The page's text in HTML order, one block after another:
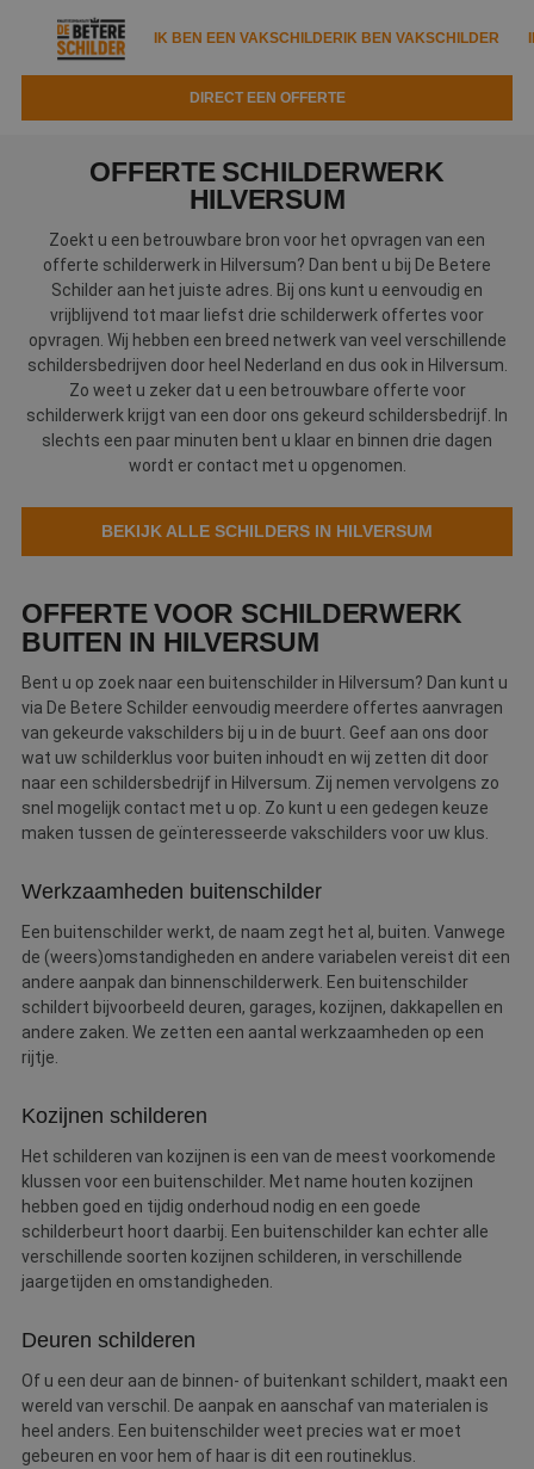
IK BEN EEN VAKSCHILDERIK BEN VAKSCHILDER
DIRECT EEN OFFERTE
Tools
Kennisbank
Trainingen
Verfspuitbedrijf?
IK ZOEK EEN VAKSCHILDER VAKSCHILDER ZOEKEN
Zoeken naar een schilder
Tips
Garantie
Service
Waarom de betere schilder?
DIRECT EEN OFFERTE
Over ons
Nieuws & blog
Vacatures
Veelgestelde vragen
Webshop
Contact
OFFERTE SCHILDERWERK
HILVERSUM
Zoekt u een betrouwbare bron voor het opvragen van een
offerte schilderwerk in Hilversum? Dan bent u bij De Betere
Schilder aan het juiste adres. Bij ons kunt u eenvoudig en
vrijblijvend tot maar liefst drie schilderwerk offertes voor
opvragen. Wij hebben een breed netwerk van veel verschillende
schildersbedrijven door heel Nederland en dus ook in Hilversum.
Zo weet u zeker dat u een betrouwbare offerte voor
schilderwerk krijgt van een door ons gekeurd schildersbedrijf. In
slechts een paar minuten bent u klaar en binnen drie dagen
wordt er contact met u opgenomen.
BEKIJK ALLE SCHILDERS IN HILVERSUM
OFFERTE VOOR SCHILDERWERK
BUITEN IN HILVERSUM
Bent u op zoek naar een buitenschilder in Hilversum? Dan kunt u
via De Betere Schilder eenvoudig meerdere offertes aanvragen
van gekeurde vakschilders bij u in de buurt. Geef aan ons door
wat uw schilderklus voor buiten inhoudt en wij zetten dit door
naar een schildersbedrijf in Hilversum. Zij nemen vervolgens zo
snel mogelijk contact met u op. Zo kunt u een gedegen keuze
maken tussen de geïnteresseerde vakschilders voor uw klus.
Werkzaamheden buitenschilder
Een buitenschilder werkt, de naam zegt het al, buiten. Vanwege
de (weers)omstandigheden en andere variabelen vereist dit een
andere aanpak dan binnenschilderwerk. Een buitenschilder
schildert bijvoorbeeld deuren, garages, kozijnen, dakkapellen en
andere zaken. We zetten een aantal werkzaamheden op een
rijtje.
Kozijnen schilderen
Het schilderen van kozijnen is een van de meest voorkomende
klussen voor een buitenschilder. Met name houten kozijnen
hebben goed en tijdig onderhoud nodig en een goede
schilderbeurt hoort daarbij. Een buitenschilder kan echter alle
verschillende soorten kozijnen schilderen, in verschillende
jaargetijden en omstandigheden.
Deuren schilderen
Of u een deur aan de binnen- of buitenkant schildert, maakt een
wereld van verschil. De aanpak en aanschaf van materialen is
heel anders. Een buitenschilder weet precies wat er moet
gebeuren en voor hem of haar is dit een routineklus.